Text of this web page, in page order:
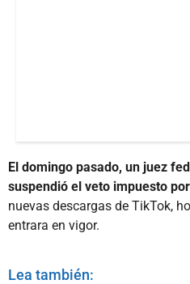
El domingo pasado, un juez
suspendió el veto impuesto
nuevas descargas de TikTok,
entrara en vigor.
Lea también: